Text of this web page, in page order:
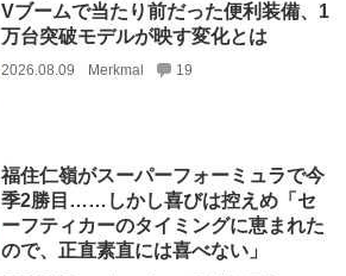
Vブームで当たり前だった便利装備、1
万台突破モデルが映す変化とは
2026.08.09 Merkmal 19
福住仁嶺がスーパーフォーミュラで今
季2勝目……しかし喜びは控えめ「セ
ーフティカーのタイミングに恵まれた
ので、正直素直には喜べない」